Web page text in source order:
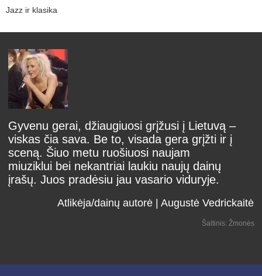
Jazz ir klasika
Gyvenu gerai, džiaugiuosi grįžusi į Lietuvą –
viskas čia sava. Be to, visada gera grįžti ir į
sceną. Šiuo metu ruošiuosi naujam
miuziklui bei nekantriai laukiu naujų dainų
įrašų. Juos pradėsiu jau vasario viduryje.
Atlikėja/dainų autorė | Augustė Vedrickaitė
Šaltinis: Žmonės